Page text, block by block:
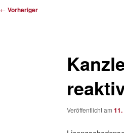
Beitragsnavigation
← Vorheriger
Veröffentlicht am